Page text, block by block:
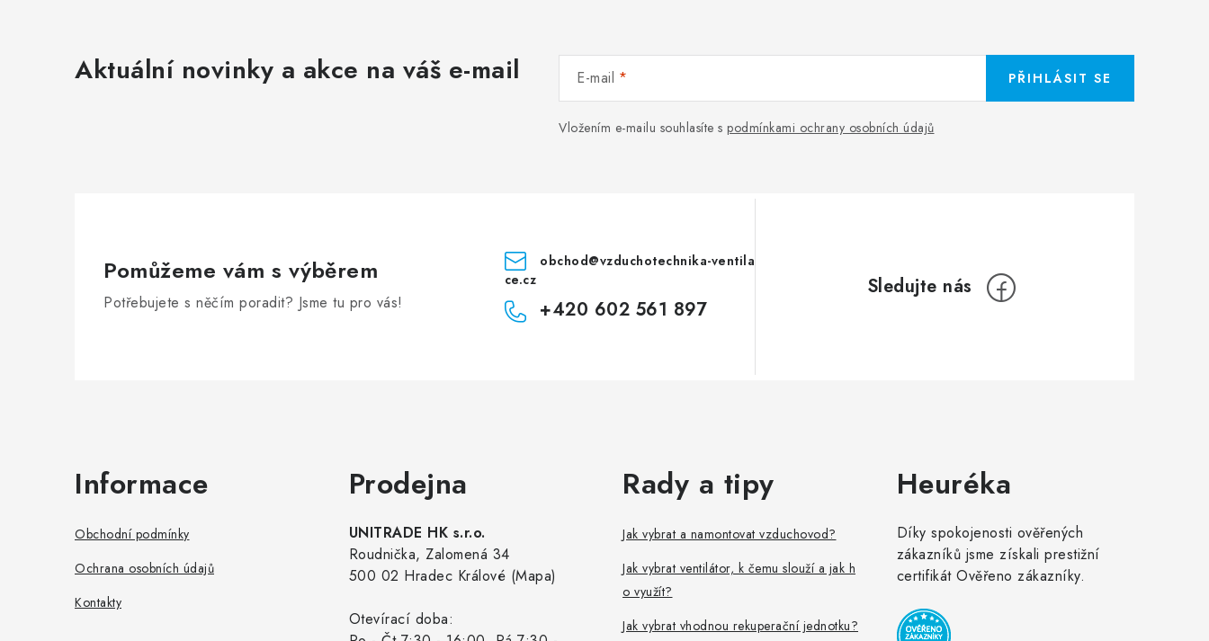
Aktuální novinky a akce na váš e-mail E-mail
Vložením e-mailu souhlasíte s podmínkami ochrany osobních údajů
PŘIHLÁSIT SE
Pomůžeme vám s výběrem
Potřebujete s něčím poradit? Jsme tu pro vás!
obchod@vzduchotechnika-ventila
ce.cz
+420 602 561 897
Informace
Obchodní podmínky
Ochrana osobních údajů
Kontakty
Prodejna
UNITRADE HK s.r.o.
Roudnička, Zalomená 34
500 02 Hradec Králové (Mapa)
Otevírací doba:
Rady a tipy
Jak vybrat a namontovat vzduchovod?
Jak vybrat ventilátor, k čemu slouží a jak h
o využít?
Jak vybrat vhodnou rekuperační jednotku?
Heuréka
Díky spokojenosti ověřených
zákazníků jsme získali prestižní
certifikát Ověřeno zákazníky.